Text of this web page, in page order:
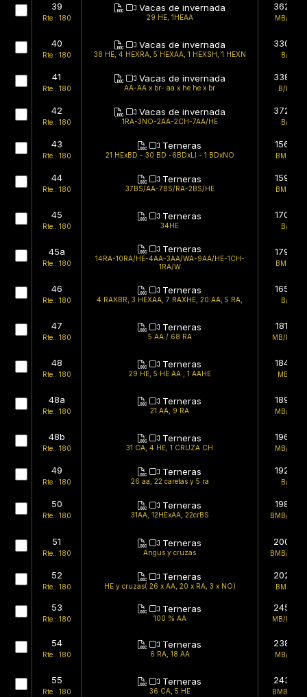
39
Rte.: 180
Vacas de invernada
29 HE, 1HEAA
362kg
MB/MB
40
Rte.: 180
Vacas de invernada
38 HE, 4 HEXRA, 5 HEXAA, 1 HEXSH, 1 HEXN
330kg
B/F
41
Rte.: 180
Vacas de invernada
AA-AA x br- aa x he he x br
338kg
B/BR
42
Rte.: 180
Vacas de invernada
1RA-3NO-2AA-2CH-7AA/HE
372kg
B/B
43
Rte.: 180
Terneras
21 HExBD - 30 BD -6BDxLI - 1 BDxNO
156kg
BMB/F
44
Rte.: 180
Terneras
37BS/AA-7BS/RA-2BS/HE
159kg
BMB/B
45
Rte.: 180
Terneras
34HE
170kg
B/B
45a
Rte.: 180
Terneras
14RA-10RA/HE-4AA-3AA/WA-9AA/HE-1CH-
1RA/W
179kg
BMB/B
46
Rte.: 180
Terneras
4 RAXBR, 3 HEXAA, 7 RAXHE, 20 AA, 5 RA,
165kg
B/B
47
Rte.: 180
Terneras
5 AA / 68 RA
181kg
MB/BMB
48
Rte.: 180
Terneras
29 HE, 5 HE AA , 1 AAHE
184kg
MB/B
48a
Rte.: 180
Terneras
21 AA, 9 RA
189kg
MB/MB
48b
Rte.: 180
Terneras
31 CA, 4 HE, 1 CRUZA CH
196kg
MB/MB
49
Rte.: 180
Terneras
26 aa, 22 caretas y 5 ra
192kg
B/B
50
Rte.: 180
Terneras
31AA, 12HExAA, 22crBS
198kg
BMB/BMB
51
Rte.: 180
Terneras
Angus y cruzas
200kg
BMB/BMB
52
Rte.: 180
Terneras
HE y cruzas( 26 x AA, 20 x RA, 3 x NO)
202kg
BMB/B
53
Rte.: 180
Terneras
100 % AA
245kg
MB/BMB
54
Rte.: 180
Terneras
6 RA, 18 AA
238kg
MB/MB
55
Rte.: 180
Terneras
36 CA, 5 HE
243kg
BMB/MB